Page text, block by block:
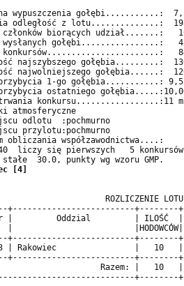
wypuszczenia
odległość z
członków biorących
wysłanych
najszybszego
najwolniejszego
przybycia 1-go
przybycia ostatniego
trwania
w miejscu
w miejscu
obliczania
40  liczy się
stałe  30.0,
[4]
+-------------------------
|         Oddzial         |
|
+-------------------------
| Rakowiec                |
+-------------------------
Razem: |